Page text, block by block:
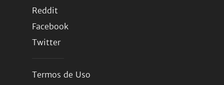
Reddit
Facebook
Twitter
Termos de Uso